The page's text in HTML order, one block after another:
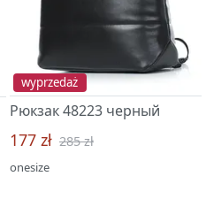
wyprzedaż
Рюкзак 48223 черный
177 zł 285 zł
onesize